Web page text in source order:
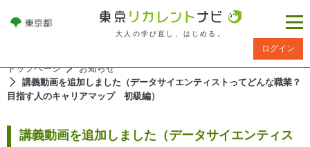
大人の学び直し、はじめる。
ログイン
トップページ
お知らせ
講義動画を追加しました（データサイエンティストってどんな職業？
目指す人のキャリアマップ 初級編）
講義動画を追加しました（データサイエンティス